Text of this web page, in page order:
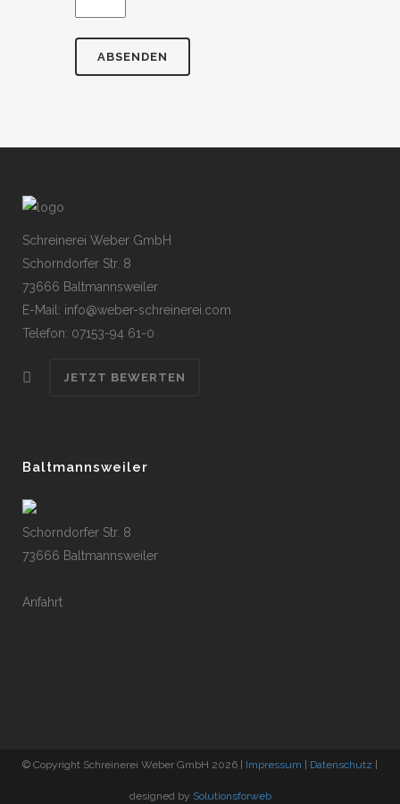
Schreinerei Weber GmbH
Schorndorfer Str. 8
73666 Baltmannsweiler
E-Mail: info@weber-schreinerei.com
Telefon: 07153-94 61-0
JETZT BEWERTEN
Baltmannsweiler
Schorndorfer Str. 8
73666 Baltmannsweiler
Anfahrt
© Copyright Schreinerei Weber GmbH 2026 Impressum Datenschutz
designed by Solutionsforweb